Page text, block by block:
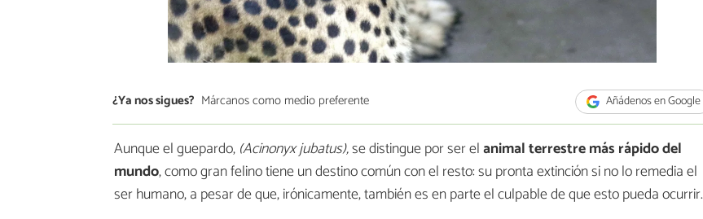
¿Ya nos sigues? Márcanos como medio preferente Añádenos en Google
Aunque el guepardo, (Acinonyx jubatus),se distingue por ser elanimalterrestremás rápido del
mundo, como gran felino tiene un destino común con el resto: su pronta extinción si no lo remedia el
ser humano, a pesar de que, irónicamente, también es en parte el culpable de que esto pueda ocurrir.